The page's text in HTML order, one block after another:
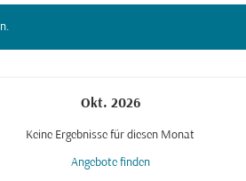
Okt. 2026
Keine Ergebnisse für diesen Monat
Angebote finden